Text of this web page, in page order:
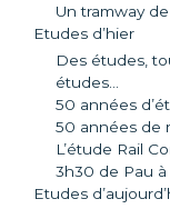
Un tramway
Etudes d’hier
Des études,
études…
50 années
50 années de
L’étude Rail
3h30 de Pau à
Etudes